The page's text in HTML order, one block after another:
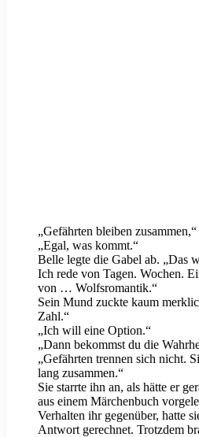
„Gefährten bleiben
„Egal, was kommt.“
Belle legte die Gabel ab. „Das
Ich rede von Tagen. Wochen.
von … Wolfsromantik.“
Sein Mund zuckte kaum
Zahl.“
„Ich will eine Option.“
„Dann bekommst du die
„Gefährten trennen sich nicht.
lang zusammen.“
Sie starrte ihn an, als hätte er
aus einem Märchenbuch
Verhalten ihr gegenüber, hatte
Antwort gerechnet. Trotzdem